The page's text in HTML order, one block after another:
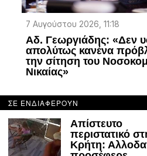
7 Αυγούστου 2026, 11:18
Αδ. Γεωργιάδης: «Δεν
απολύτως κανένα
την σίτηση του
Νικαίας»
ΣΕ ΕΝΔΙΑΦΕΡΟΥΝ
Απίστευτο
περιστατικό
Κρήτη: